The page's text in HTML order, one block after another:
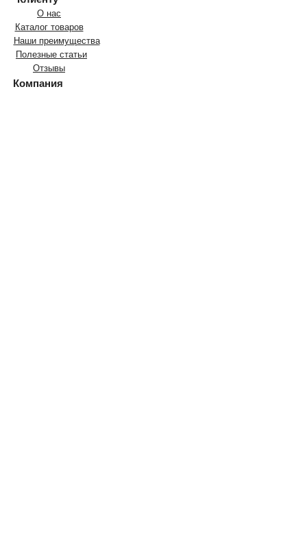
О нас
Каталог товаров
Наши преимущества
Полезные статьи
Отзывы
Компания